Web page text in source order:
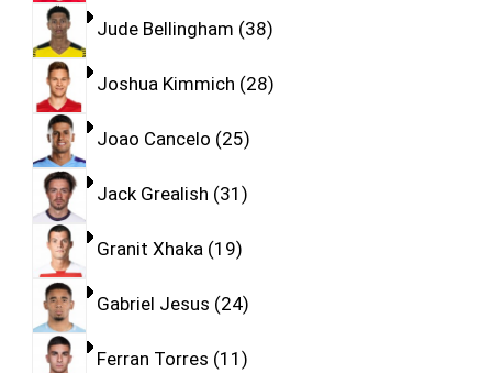
Jude Bellingham 38
Joshua Kimmich 28
Joao Cancelo 25
Jack Grealish 31
Granit Xhaka 19
Gabriel Jesus 24
Ferran Torres 11